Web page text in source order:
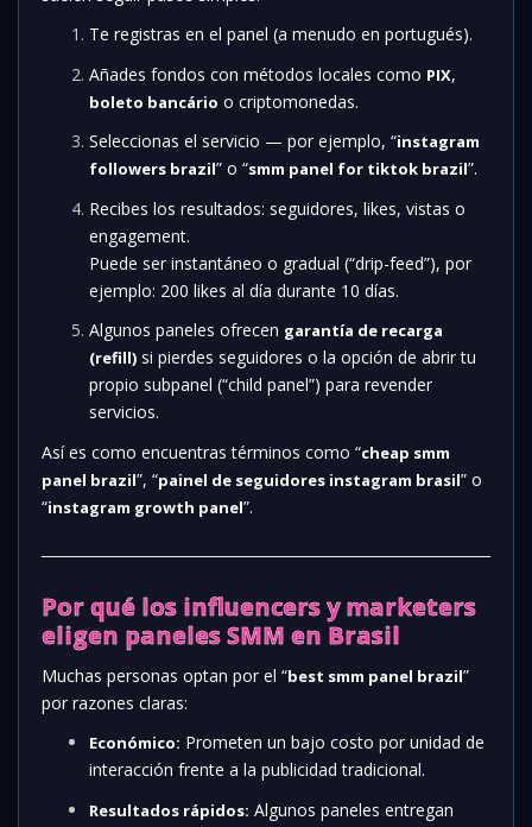
Te registras en el panel (a menudo en portugués).
Añades fondos con métodos locales como PIX,
boleto bancário o criptomonedas.
Seleccionas el servicio — por ejemplo, “instagram
followers brazil” o “smm panel for tiktok brazil”.
Recibes los resultados: seguidores, likes, vistas o
engagement.
Puede ser instantáneo o gradual (“drip-feed”), por
ejemplo: 200 likes al día durante 10 días.
Algunos paneles ofrecen garantía de recarga
(refill) si pierdes seguidores o la opción de abrir tu
propio subpanel (“child panel”) para revender
servicios.
Así es como encuentras términos como “cheap smm
panel brazil”, “painel de seguidores instagram brasil” o
“instagram growth panel”.
Por qué los influencers y marketers
eligen paneles SMM en Brasil
Muchas personas optan por el “best smm panel brazil”
por razones claras:
Económico: Prometen un bajo costo por unidad de
interacción frente a la publicidad tradicional.
Resultados rápidos: Algunos paneles entregan